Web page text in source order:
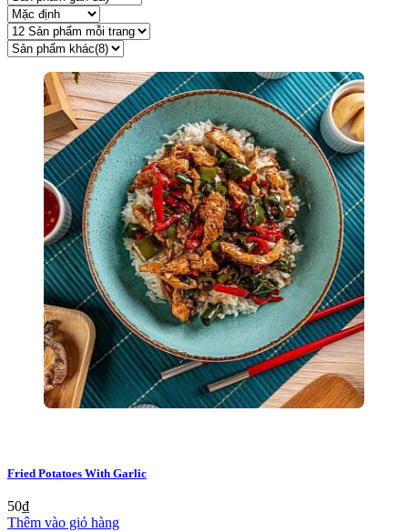
Fried Potatoes With Garlic
50₫
Thêm vào giỏ hàng